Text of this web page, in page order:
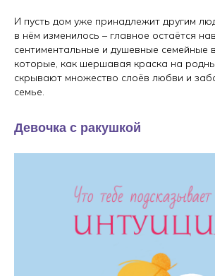
И пусть дом уже принадлежит другим
в нём изменилось – главное остаётся
сентиментальные и душевные семейные
которые, как шершавая краска на
скрывают множество слоёв любви и
семье.
Девочка с ракушкой